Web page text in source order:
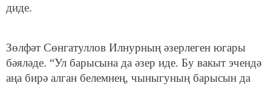
диде.
Зөлфәт Сөнгатуллов Илнурның әзерлеген югары
бәяләде. “Ул барысына да әзер иде. Бу вакыт эчендә
аңа бирә алган белемнең, чыныгуның барысын да